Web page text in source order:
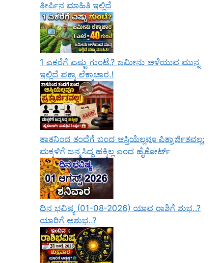
ತೀರ್ಪಿನ ಮಾಹಿತಿ ಇಲ್ಲಿದೆ
1 ಎಕರೆಗೆ ಎಷ್ಟು ಗುಂಟೆ.? ಜಮೀನು ಅಳೆಯುವ ಮುನ್ನ
ಇಲ್ಲಿದೆ ಪಕ್ಕಾ ಲೆಕ್ಕಾಚಾರ.!
ತಾತನಿಂದ ತಂದೆಗೆ ಬಂದ ಆಸ್ತಿಯೆಲ್ಲವೂ ಪಿತ್ರಾರ್ಜಿತವಲ್ಲ;
ಮಕ್ಕಳಿಗೆ ಜನ್ಮಸಿದ್ಧ ಹಕ್ಕಿಲ್ಲ ಎಂದ ಹೈಕೋರ್ಟ್
ದಿನ ಭವಿಷ್ಯ (01-08-2026) ಯಾವ ರಾಶಿಗೆ ಶುಭ..?
ಯಾರಿಗೆ ಅಶುಭ..?